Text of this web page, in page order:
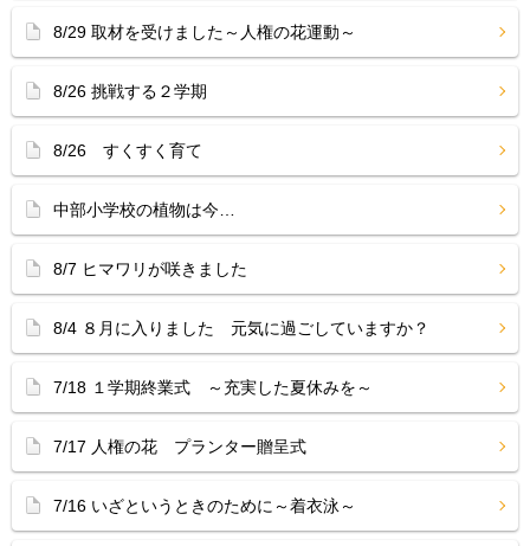
8/29 取材を受けました～人権の花運動～
8/26 挑戦する２学期
8/26 すくすく育て
中部小学校の植物は今…
8/7 ヒマワリが咲きました
8/4 ８月に入りました 元気に過ごしていますか？
7/18 １学期終業式 ～充実した夏休みを～
7/17 人権の花 プランター贈呈式
7/16 いざというときのために～着衣泳～